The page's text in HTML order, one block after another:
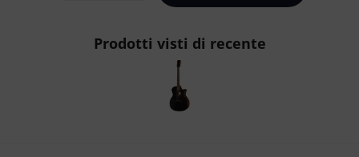
Prodotti visti di recente